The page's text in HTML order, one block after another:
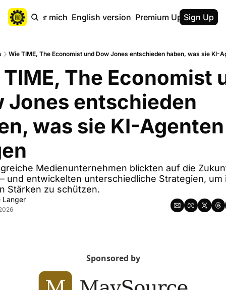
Über mich English version Premium Upgrade
Sign Up
Wie TIME, The Economist und Dow Jones entschieden haben, was sie KI-
The Economist
Jones entschieden
was sie KI-Agenten
Medienunternehmen blickten auf die
und entwickelten unterschiedliche Strategien, um
Stärken zu schützen.
Langer
Sponsored by